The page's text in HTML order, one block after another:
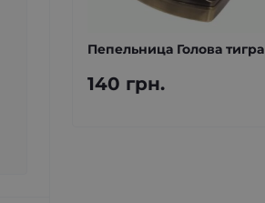
Пепельница Голова тигра
140 грн.